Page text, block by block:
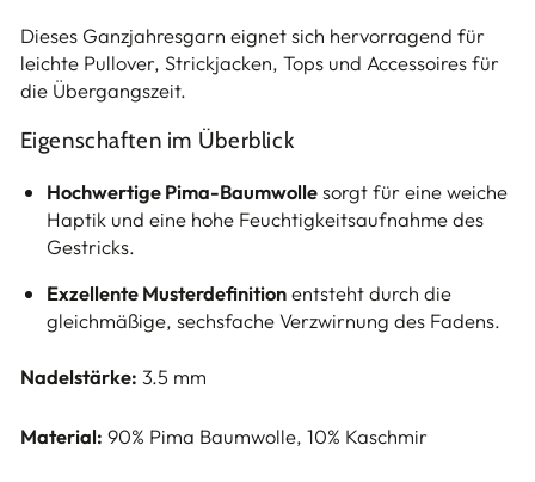
Dieses Ganzjahresgarn eignet sich hervorragend für
leichte Pullover, Strickjacken, Tops und Accessoires für
die Übergangszeit.
Eigenschaften im Überblick
Hochwertige Pima-Baumwollesorgt für eine weiche
Haptik und eine hohe Feuchtigkeitsaufnahme des
Gestricks.
Exzellente Musterdefinitionentsteht durch die
gleichmäßige, sechsfache Verzwirnung des Fadens.
Nadelstärke: 3.5 mm
Material: 90% Pima Baumwolle, 10% Kaschmir